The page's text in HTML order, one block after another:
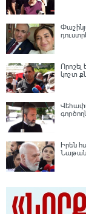
Որոշել
կոշտ
Իրեն
Նաթան